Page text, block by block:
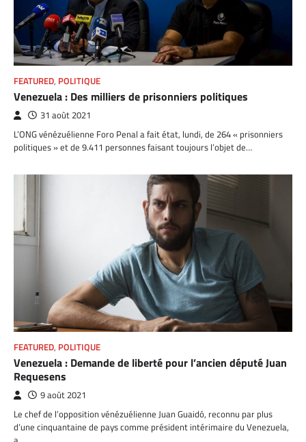
FEATURED, POLITIQUE
Venezuela : Des milliers de prisonniers politiques
31 août 2021
L’ONG vénézuélienne Foro Penal a fait état, lundi, de 264 « prisonniers
politiques » et de 9.411 personnes faisant toujours l’objet de…
FEATURED, POLITIQUE
Venezuela : Demande de liberté pour l’ancien député Juan
Requesens
9 août 2021
Le chef de l’opposition vénézuélienne Juan Guaidó, reconnu par plus
d’une cinquantaine de pays comme président intérimaire du Venezuela,